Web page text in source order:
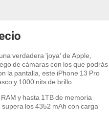
verdadera 'joya' de Apple,
de cámaras con los que podrás
la pantalla, este iPhone 13 Pro
y 1000 nits de brillo.
y hasta 1TB de memoria
los 4352 mAh con carga